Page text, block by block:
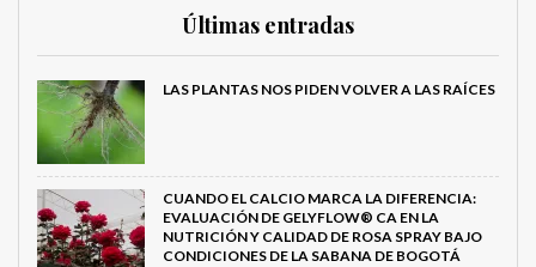
Últimas entradas
LAS PLANTAS NOS PIDEN VOLVER A LAS RAÍCES
CUANDO EL CALCIO MARCA LA DIFERENCIA:
EVALUACIÓN DE GELYFLOW® CA EN LA
NUTRICIÓN Y CALIDAD DE ROSA SPRAY BAJO
CONDICIONES DE LA SABANA DE BOGOTÁ